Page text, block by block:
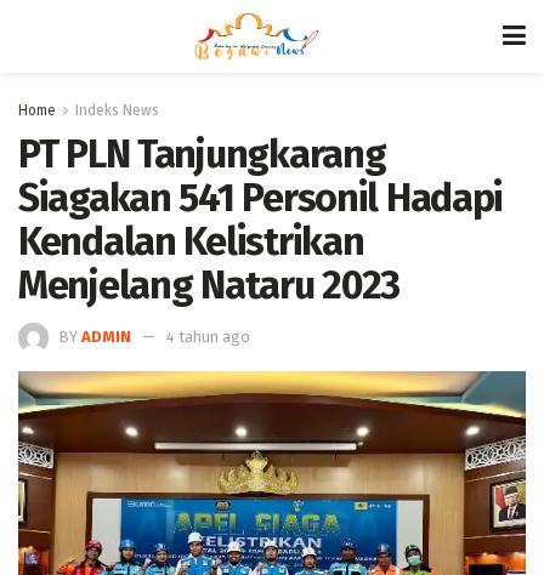
Home Indeks News
PT PLN Tanjungkarang
Siagakan 541 Personil Hadapi
Kendalan Kelistrikan
Menjelang Nataru 2023
BY ADMIN 4 tahun ago